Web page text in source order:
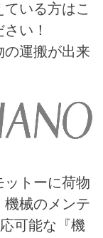
いる方はこ
い！
の運搬が出来
ットーに荷物
械のメンテ
可能な『機